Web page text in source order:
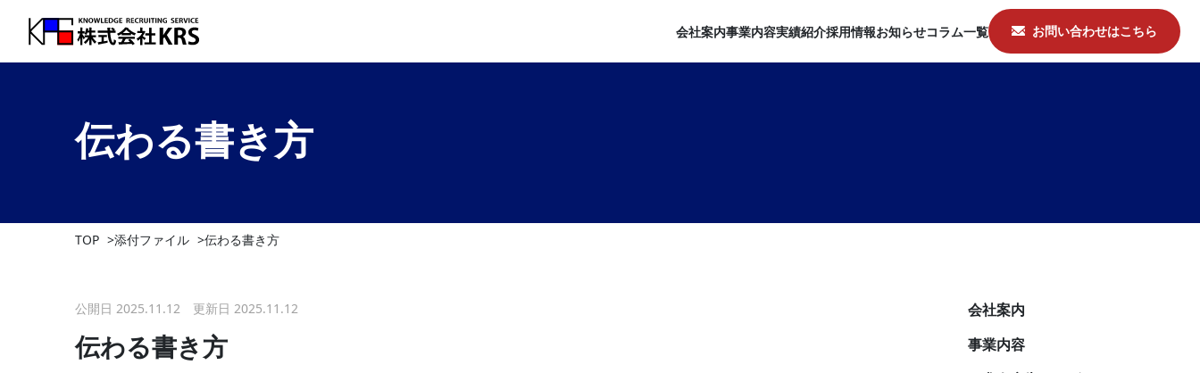
会社案内事業内容実績紹介採用情報お知らせコラム一覧 お問い合わせはこちら
伝わる書き方
TOP 添付ファイル 伝わる書き方
公開日 2025.11.12 更新日 2025.11.12
伝わる書き方
会社案内
事業内容